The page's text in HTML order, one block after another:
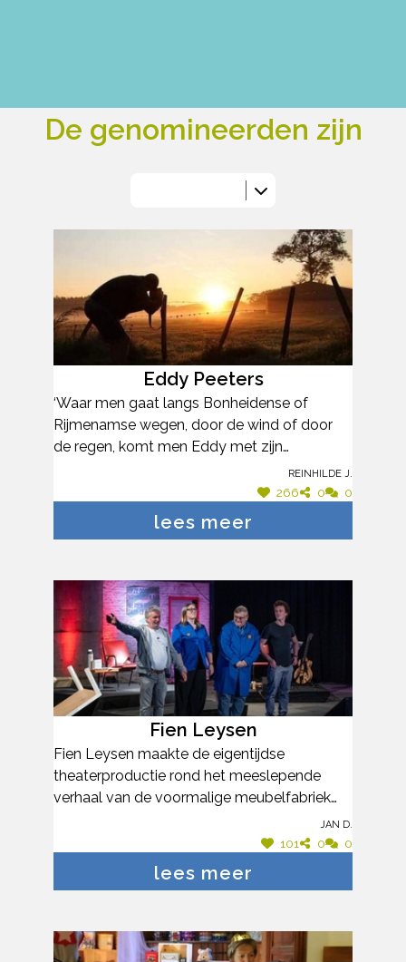
De genomineerden zijn
Eddy Peeters
‘Waar men gaat langs Bonheidense of
Rijmenamse wegen, door de wind of door
de regen, komt men Eddy met zijn
fototoestel tegen’. Eddy Peeters laat
iedereen meegenieten van het in alle
vroegte ontluiken van de dag en ’s avonds
een zonsondergang. Zijn mooie foto’s
krant. De foto’s van Eddy sieren sinds kort
ook vele muren en deuren van het
Imeldaziekenhuis, met een specifiek doel: ze
werken rustgevend voor de patiënten wat
kan bijdragen tot een beter herstel en
algemeen welzijn. Prachtig fotowerk dat de
Cultuurpluim verdient!
Reinhilde J.
266 0 0
lees meer
Fien Leysen
Fien Leysen maakte de eigentijdse
theaterproductie rond het meeslepende
verhaal van de voormalige meubelfabriek
Assche en muzikant Bert Dewinter
schitterden daarbij op scène. Fien
verzamelde talrijke getuigenissen bij oud-
prachtige herinneringen aan de voormalige
fabriekssite terug tot leven. Een unieke
Jan D.
101 0 0
lees meer